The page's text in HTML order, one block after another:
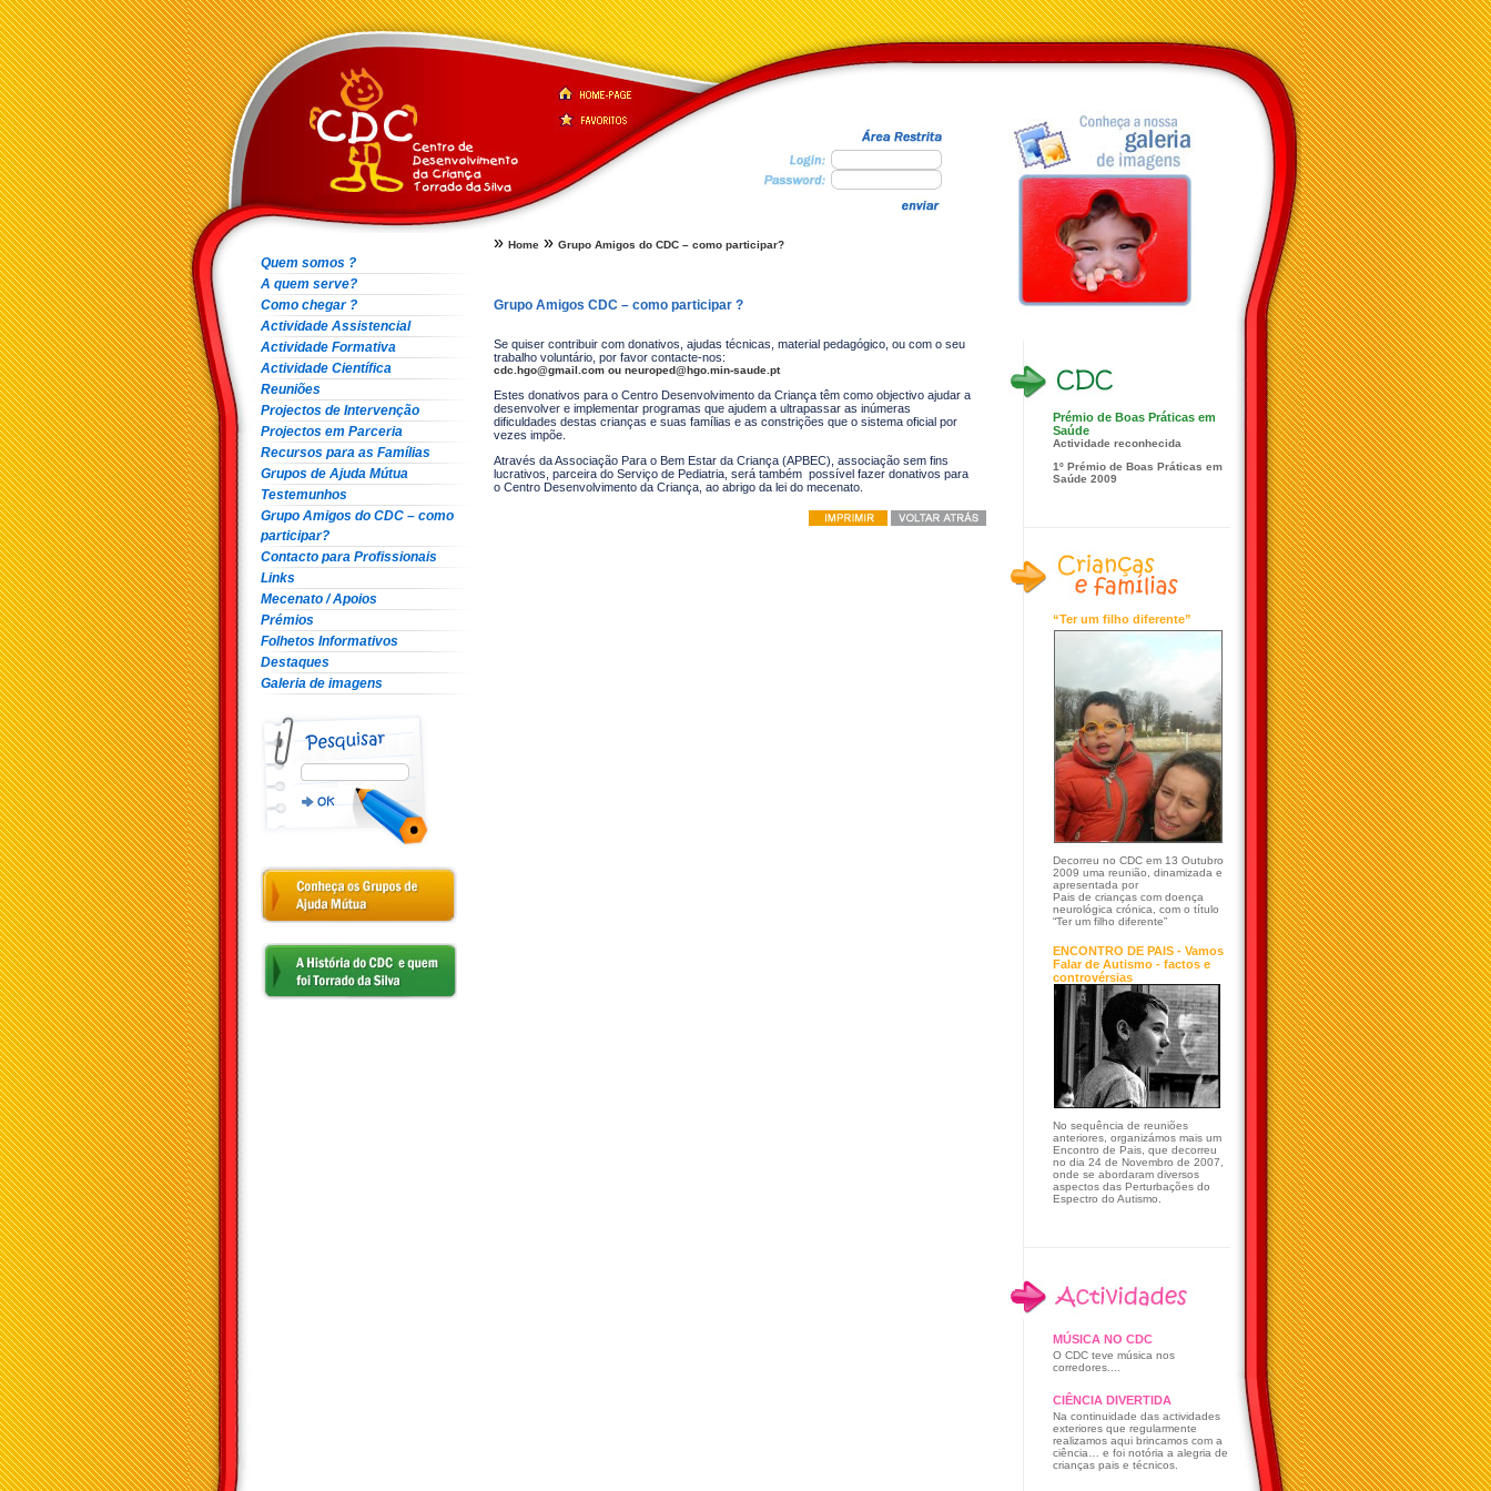
Quem somos ?
A quem serve?
Como chegar ?
Actividade Assistencial
Actividade Formativa
Actividade Científica
Reuniões
Projectos de Intervenção
Projectos em Parceria
Recursos para as Famílias
Grupos de Ajuda Mútua
Testemunhos
Grupo Amigos do CDC – como
participar?
Contacto para Profissionais
Links
Mecenato / Apoios
Prémios
Folhetos Informativos
Destaques
Galeria de imagens
» Home » Grupo Amigos do CDC – como participar?
Grupo Amigos CDC – como participar ?
Se quiser contribuir com donativos, ajudas técnicas, material pedagógico, ou com o seu
trabalho voluntário, por favor contacte-nos:
cdc.hgo@gmail.com ou neuroped@hgo.min-saude.pt
Estes donativos para o Centro Desenvolvimento da Criança têm como objectivo ajudar a
desenvolver e implementar programas que ajudem a ultrapassar as inúmeras
dificuldades destas crianças e suas famílias e as constrições que o sistema oficial por
vezes impõe.
Através da Associação Para o Bem Estar da Criança (APBEC), associação sem fins
lucrativos, parceira do Serviço de Pediatria, será também possível fazer donativos para
o Centro Desenvolvimento da Criança, ao abrigo da lei do mecenato.
Prémio de Boas Práticas em
Saúde
Actividade reconhecida
1º Prémio de Boas Práticas em
Saúde 2009
“Ter um filho diferente”
Decorreu no CDC em 13 Outubro
2009 uma reunião, dinamizada e
apresentada por
Pais de crianças com doença
neurológica crónica, com o título
“Ter um filho diferente”
ENCONTRO DE PAIS - Vamos
Falar de Autismo - factos e
controvérsias
No sequência de reuniões
anteriores, organizámos mais um
Encontro de Pais, que decorreu
no dia 24 de Novembro de 2007,
onde se abordaram diversos
aspectos das Perturbações do
Espectro do Autismo.
MÚSICA NO CDC
O CDC teve música nos
corredores....
CIÊNCIA DIVERTIDA
Na continuidade das actividades
exteriores que regularmente
realizamos aqui brincamos com a
ciência… e foi notória a alegria de
crianças pais e técnicos.